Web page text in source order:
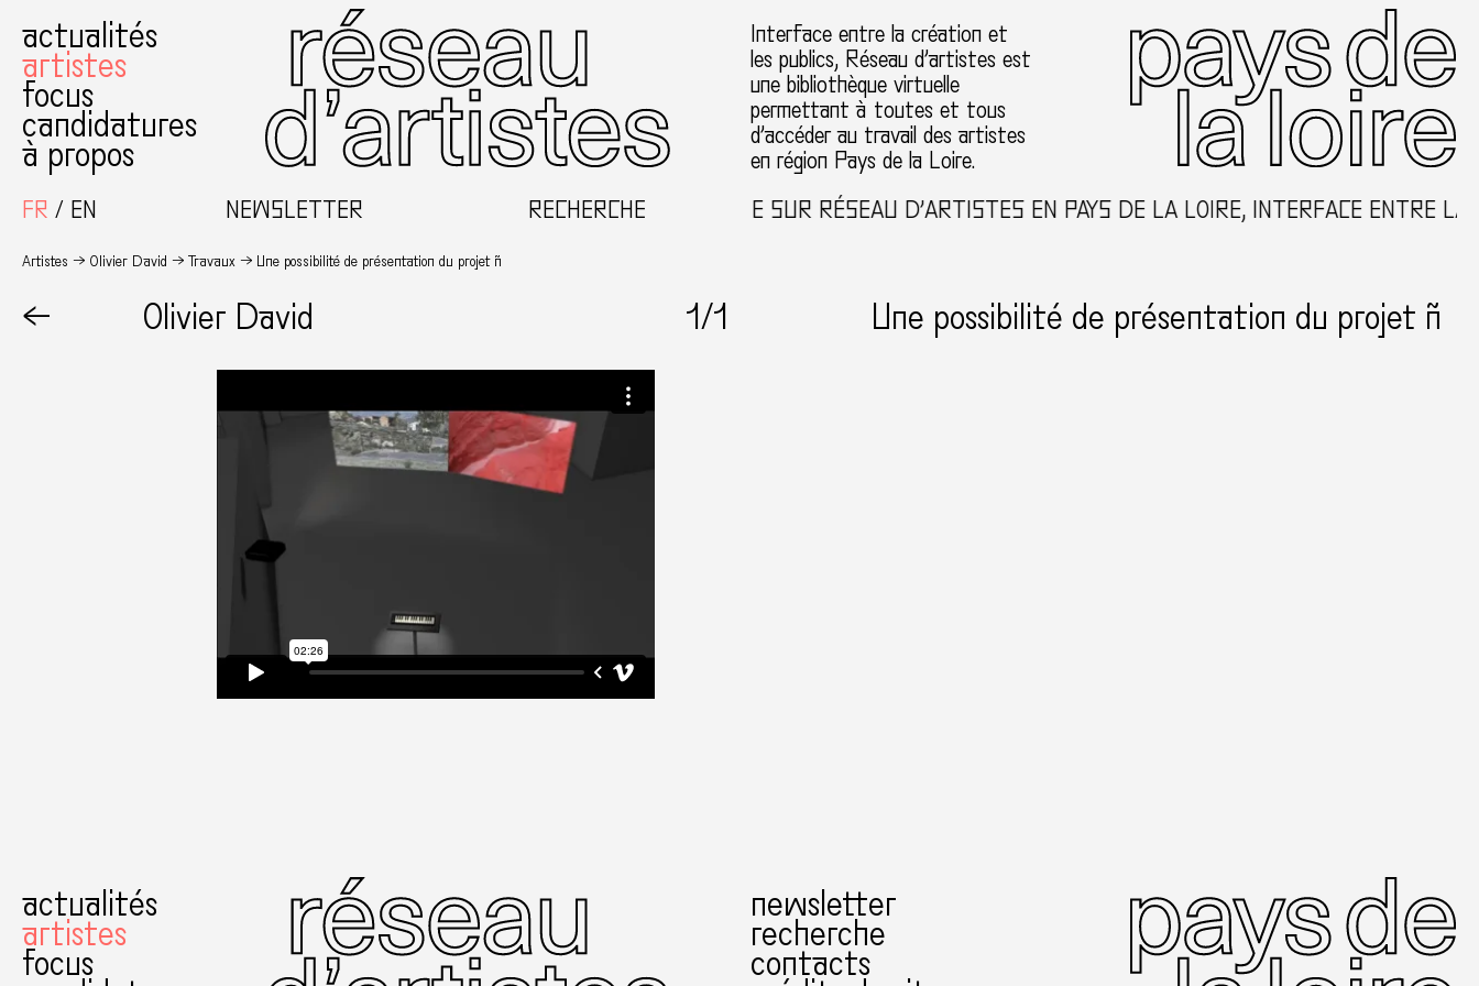
actualités
artistes
focus
candidatures
à propos
Interface entre la création et
les publics, Réseau d’artistes est
une bibliothèque virtuelle
permettant à toutes et tous
d’accéder au travail des artistes
en région Pays de la Loire.
FR
EN NEWSLETTER RECHERCHEBIENVENUE SUR RÉSEAU D’ARTISTES EN PAYS DE LA LOIRE, INTERFACE ENTRE LA
Artistes Olivier David Travaux Une possibilité de présentation du projet ñ
← Olivier David 1/1 Une possibilité de présentation du projet ñ
actualités
artistes
focus
newsletter
recherche
contacts